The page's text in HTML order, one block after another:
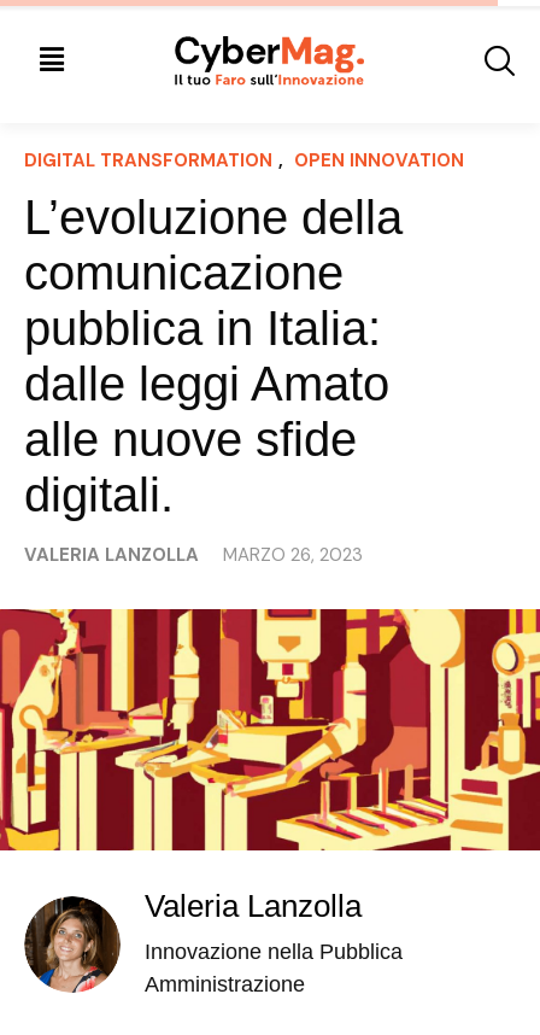
DIGITAL TRANSFORMATION , OPEN INNOVATION
L’evoluzione della
comunicazione
pubblica in Italia:
dalle leggi Amato
alle nuove sfide
digitali.
VALERIA LANZOLLA MARZO 26, 2023
Valeria Lanzolla
Innovazione nella Pubblica
Amministrazione